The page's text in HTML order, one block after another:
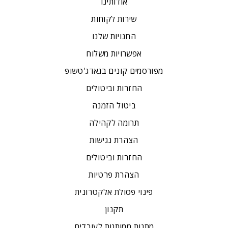
שירות לקוחות
החנויות שלנו
אפשרויות משלוח
מפורסמים קונים בגאדג'טשופ
החזרות וביטולים
ביטול הזמנה
תרומה לקהילה
הצהרת נגישות
החזרות וביטולים
הצהרת פרטיות
פינוי פסולת אלקטרונית
תקנון